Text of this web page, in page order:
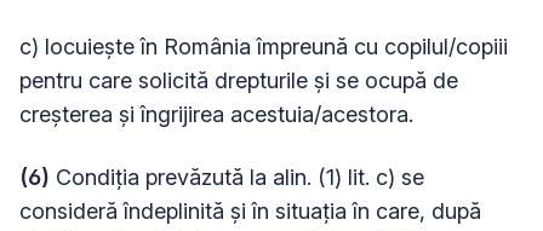
c) locuieşte în România împreună cu copilul/copiii
pentru care solicită drepturile şi se ocupă de
creşterea şi îngrijirea acestuia/acestora.
(6) Condiţia prevăzută la alin. (1) lit. c) se
consideră îndeplinită şi în situaţia în care, după